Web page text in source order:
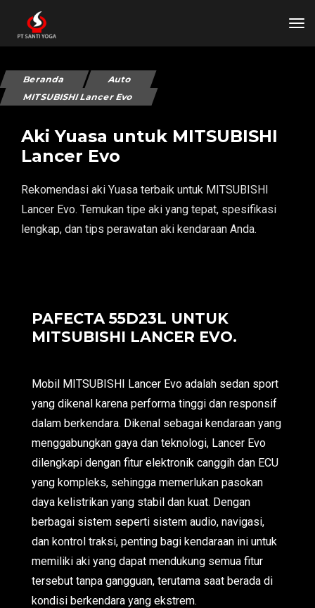
Beranda
Auto
MITSUBISHI Lancer Evo
Aki Yuasa untuk MITSUBISHI
Lancer Evo
Rekomendasi aki Yuasa terbaik untuk MITSUBISHI
Lancer Evo. Temukan tipe aki yang tepat, spesifikasi
lengkap, dan tips perawatan aki kendaraan Anda.
PAFECTA 55D23L UNTUK
MITSUBISHI LANCER EVO.
Mobil MITSUBISHI Lancer Evo adalah sedan sport
yang dikenal karena performa tinggi dan responsif
dalam berkendara. Dikenal sebagai kendaraan yang
menggabungkan gaya dan teknologi, Lancer Evo
dilengkapi dengan fitur elektronik canggih dan ECU
yang kompleks, sehingga memerlukan pasokan
daya kelistrikan yang stabil dan kuat. Dengan
berbagai sistem seperti sistem audio, navigasi,
dan kontrol traksi, penting bagi kendaraan ini untuk
memiliki aki yang dapat mendukung semua fitur
tersebut tanpa gangguan, terutama saat berada di
kondisi berkendara yang ekstrem.